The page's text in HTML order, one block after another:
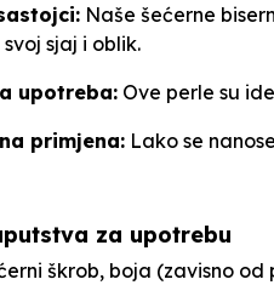
Naše šećerne
sjaj i oblik.
upotreba: Ove perle su
primjena: Lako se
za upotrebu
škrob, boja (zavisno od